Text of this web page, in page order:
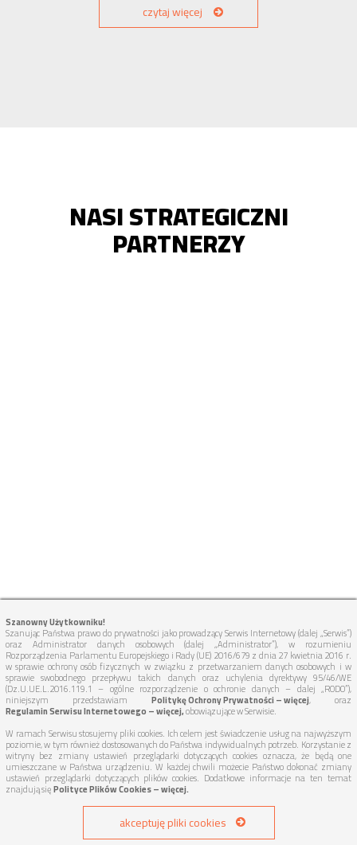
czytaj więcej
NASI STRATEGICZNI
PARTNERZY
Szanowny Użytkowniku!
Szanując Państwa prawo do prywatności jako prowadzący Serwis Internetowy (dalej „Serwis”)
oraz Administrator danych osobowych (dalej „Administrator”), w rozumieniu
Rozporządzenia Parlamentu Europejskiego i Rady (UE) 2016/679 z dnia 27 kwietnia 2016 r.
w sprawie ochrony osób fizycznych w związku z przetwarzaniem danych osobowych i w
sprawie swobodnego przepływu takich danych oraz uchylenia dyrektywy 95/46/WE
(Dz.U.UE.L.2016.119.1 – ogólne rozporządzenie o ochronie danych – dalej „RODO”),
niniejszym przedstawiam Politykę Ochrony Prywatności – więcej, oraz
Regulamin Serwisu Internetowego – więcej,obowiązujące w Serwisie.
W ramach Serwisu stosujemy pliki cookies. Ich celem jest świadczenie usług na najwyższym
poziomie, w tym również dostosowanych do Państwa indywidualnych potrzeb. Korzystanie z
witryny bez zmiany ustawień przeglądarki dotyczących cookies oznacza, że będą one
umieszczane w Państwa urządzeniu. W każdej chwili możecie Państwo dokonać zmiany
ustawień przeglądarki dotyczących plików cookies. Dodatkowe informacje na ten temat
znajdują sięPolityce Plików Cookies – więcej.
akceptuję pliki cookies